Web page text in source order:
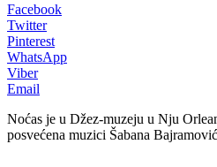
Facebook
Twitter
Pinterest
WhatsApp
Viber
Email
Noćas je u Džez-muzeju u Nju
posvećena muzici Šabana